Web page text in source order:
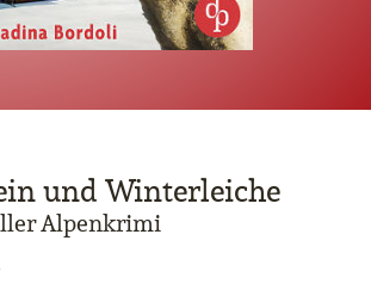
und Winterleiche
Alpenkrimi